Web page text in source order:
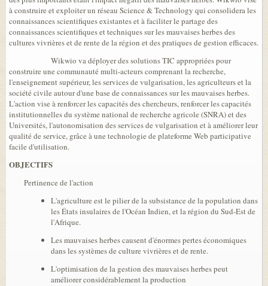
à construire et exploiter un réseau Science & Technology qui consolidera les
connaissances scientifiques existantes et à faciliter le partage des
connaissances scientifiques et techniques sur les mauvaises herbes des
cultures vivrières et de rente de la région et des pratiques de gestion efficaces.
Wikwio va déployer des solutions TIC appropriées pour
construire une communauté multi-acteurs comprenant la recherche,
l'enseignement supérieur, les services de vulgarisation, les agriculteurs et la
société civile autour d'une base de connaissances sur les mauvaises herbes.
L'action vise à renforcer les capacités des chercheurs, renforcer les capacités
institutionnelles du système national de recherche agricole (SNRA) et des
Universités, l'autonomisation des services de vulgarisation et à améliorer leur
qualité de service, grâce à une technologie de plateforme Web participative
facile d'utilisation.
OBJECTIFS
Pertinence de l'action
L'agriculture est le pilier de la subsistance de la population dans
les États insulaires de l'Océan Indien, et la région du Sud-Est de
l'Afrique.
Les mauvaises herbes causent d'énormes pertes économiques
dans les systèmes de culture vivrières et de rente.
L'optimisation de la gestion des mauvaises herbes peut
améliorer considérablement la production